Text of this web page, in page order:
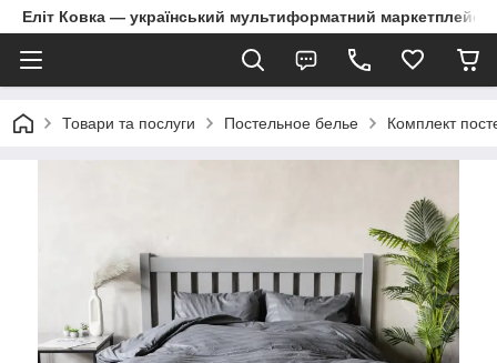
Еліт Ковка — український мультиформатний маркетплейс
Товари та послуги Постельное белье Комплект